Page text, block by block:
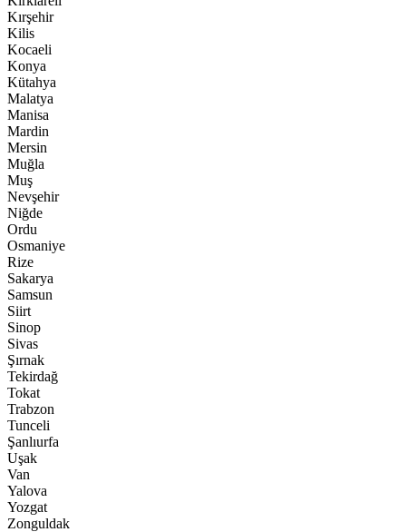
Kırşehir
Kilis
Kocaeli
Konya
Kütahya
Malatya
Manisa
Mardin
Mersin
Muğla
Muş
Nevşehir
Niğde
Ordu
Osmaniye
Rize
Sakarya
Samsun
Siirt
Sinop
Sivas
Şırnak
Tekirdağ
Tokat
Trabzon
Tunceli
Şanlıurfa
Uşak
Van
Yalova
Yozgat
Zonguldak